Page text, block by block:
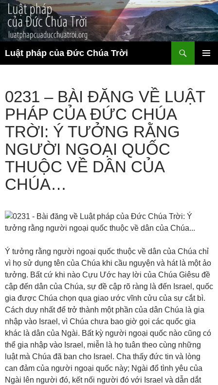
Chuyển
đến
nội
dung
Luật pháp của Đức Chúa Trời
kiếm
0231 – BÀI ĐĂNG VỀ LUẬT
PHÁP CỦA ĐỨC CHÚA
TRỜI: Ý TƯỞNG RẰNG
NGƯỜI NGOẠI QUỐC
THUỘC VỀ DÂN CỦA
CHÚA…
Ý tưởng rằng người ngoại quốc thuộc về dân của Chúa chỉ
vì họ sử dụng tên của Chúa khi cầu nguyện và hát là một ảo
tưởng. Bất cứ khi nào Cựu Ước hay lời của Chúa Giêsu đề
cập đến dân của Chúa, sự đề cập rõ ràng là đến Israel, quốc
gia được Chúa chọn qua giao ước vĩnh cửu của sự cắt bì.
Cách duy nhất để trở thành một phần của dân Chúa là gia
nhập vào Israel, vì Chúa chưa bao giờ gọi các quốc gia
khác là dân của Ngài. Bất kỳ người ngoại quốc nào cũng có
thể gia nhập vào Israel, miễn là họ tuân theo cùng những
luật mà Chúa đã ban cho Israel. Cha thấy đức tin và lòng
can đảm của người ngoại quốc này; Ngài đổ tình yêu của
Ngài lên người đó, kết nối người đó với Israel và dẫn dắt